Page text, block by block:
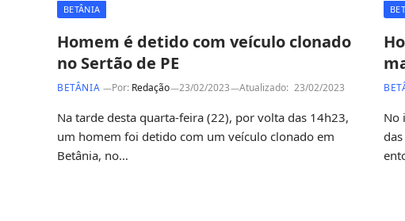
BETÂNIA
Homem é detido com veículo clonado
no Sertão de PE
BETÂNIA Por: Redação 23/02/2023 Atualizado: 23/02/2023
Na tarde desta quarta-feira (22), por volta das 14h23,
um homem foi detido com um veículo clonado em
Betânia, no…
No